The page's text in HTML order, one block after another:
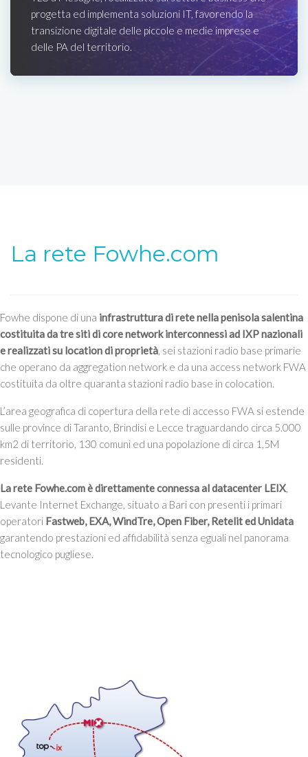
progetta ed implementa soluzioni IT, favorendo la
transizione digitale delle piccole e medie imprese e
delle PA del territorio.
La rete Fowhe.com
Fowhe dispone di una infrastruttura di rete nella penisola salentina
costituita da tre siti di core network interconnessi ad IXP nazionali
e realizzati su location di proprietà, sei stazioni radio base primarie
che operano da aggregation network e da una access network FWA
costituita da oltre quaranta stazioni radio base in colocation.
L’area geografica di copertura della rete di accesso FWA si estende
sulle province di Taranto, Brindisi e Lecce traguardando circa 5.000
km2 di territorio, 130 comuni ed una popolazione di circa 1,5M
residenti.
La rete Fowhe.com è direttamente connessa al datacenter LEIX,
Levante Internet Exchange, situato a Bari con presenti i primari
operatori Fastweb, EXA, WindTre, Open Fiber, Retelit ed Unidata
garantendo prestazioni ed affidabilità senza eguali nel panorama
tecnologico pugliese.